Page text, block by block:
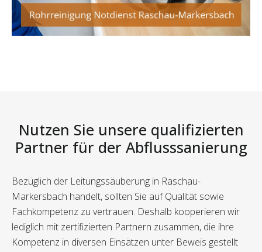
Nutzen Sie unsere qualifizierten
Partner für der Abflusssanierung
Bezüglich der Leitungssäuberung in Raschau-
Markersbach handelt, sollten Sie auf Qualität sowie
Fachkompetenz zu vertrauen. Deshalb kooperieren wir
lediglich mit zertifizierten Partnern zusammen, die ihre
Kompetenz in diversen Einsätzen unter Beweis gestellt